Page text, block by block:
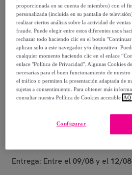
Posible recogida de tu antiguo
Vendido porTIMEX GROUP
Están
Entrega: Entre el 09/08y el 12/08
proporcionada en su cuenta de miembro) con el
personalizada (incluida en su pantalla de
realizar ciertos análisis sobre la actividad de
fraude. Puede elegir entre estos diferentes usos
rechazar todo haciendo clic en el botón "Continuar
aplican solo a este navegador y/o dispositivo.
cualquier momento haciendo clic en el enlace
enlace "Política de Privacidad". Algunas Cookies
necesarias para el buen funcionamiento de
el tráfico o permiten la presentación adaptada de
sujetas a consentimiento. Para obtener más
consultar nuestra Política de Cookies accesible
Configurar